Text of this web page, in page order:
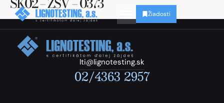
Žiadosti
lti@lignotesting.sk
02/4363 2957